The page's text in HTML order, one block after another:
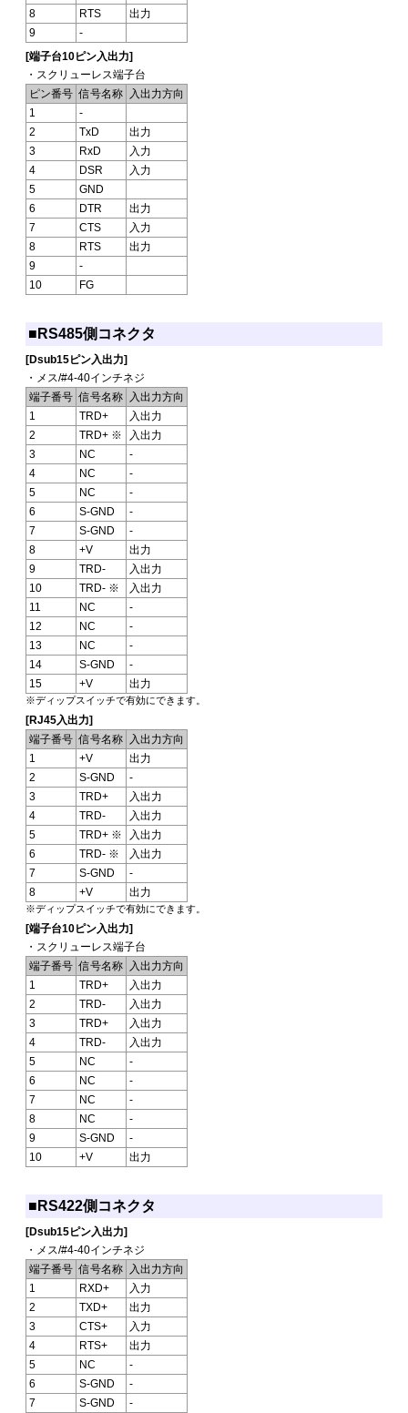
8
RTS
出力
9
-
[端子台10ピン入出力]
・スクリューレス端子台
ピン番号 信号名称
入出力方向
1
-
2
TxD
出力
3
RxD
入力
4
DSR
入力
5
GND
6
DTR
出力
7
CTS
入力
8
RTS
出力
9
-
10
FG
■RS485側コネクタ
[Dsub15ピン入出力]
・メス/#4-40インチネジ
端子番号 信号名称
入出力方向
1
TRD+
入出力
2
TRD+ ※
入出力
3
NC
-
4
NC
-
5
NC
-
6
S-GND
-
7
S-GND
-
8
+V
出力
9
TRD-
入出力
10
TRD- ※
入出力
11
NC
-
12
NC
-
13
NC
-
14
S-GND
-
15
+V 出力
※ディップスイッチで有効にできます。
[RJ45入出力]
端子番号 信号名称
入出力方向
1
+V
出力
2
S-GND
-
3
TRD+
入出力
4
TRD-
入出力
5
TRD+ ※
入出力
6
TRD- ※
入出力
7
S-GND
-
8
+V 出力
※ディップスイッチで有効にできます。
[端子台10ピン入出力]
・スクリューレス端子台
端子番号 信号名称
入出力方向
1
TRD+
入出力
2
TRD-
入出力
3
TRD+
入出力
4
TRD-
入出力
5
NC
-
6
NC
-
7
NC
-
8
NC
-
9
S-GND
-
10
+V 出力
■RS422側コネクタ
[Dsub15ピン入出力]
・メス/#4-40インチネジ
端子番号 信号名称
入出力方向
1
RXD+
入力
2
TXD+
出力
3
CTS+
入力
4
RTS+
出力
5
NC
-
6
S-GND
-
7
S-GND -